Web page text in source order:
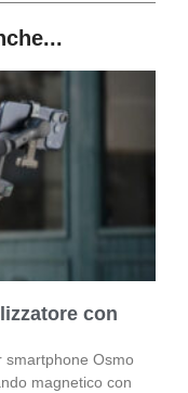
con
smartphone Osmo
magnetico con